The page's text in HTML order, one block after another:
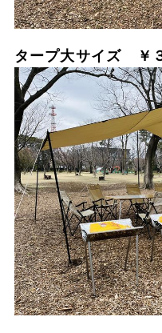
タープ大サイズ ￥